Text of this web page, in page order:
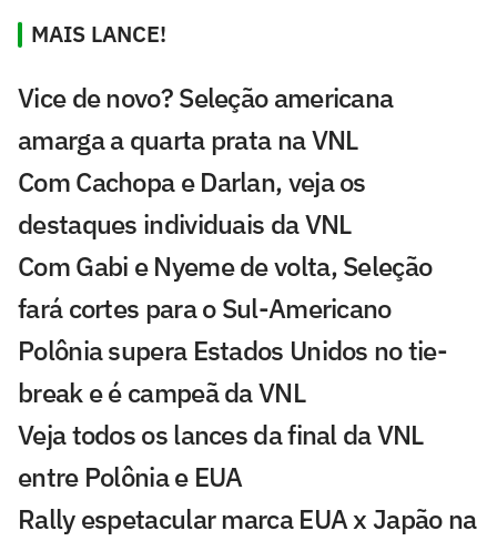
MAIS LANCE!
Vice de novo? Seleção americana
amarga a quarta prata na VNL
Com Cachopa e Darlan, veja os
destaques individuais da VNL
Com Gabi e Nyeme de volta, Seleção
fará cortes para o Sul-Americano
Polônia supera Estados Unidos no tie-
break e é campeã da VNL
Veja todos os lances da final da VNL
entre Polônia e EUA
Rally espetacular marca EUA x Japão na